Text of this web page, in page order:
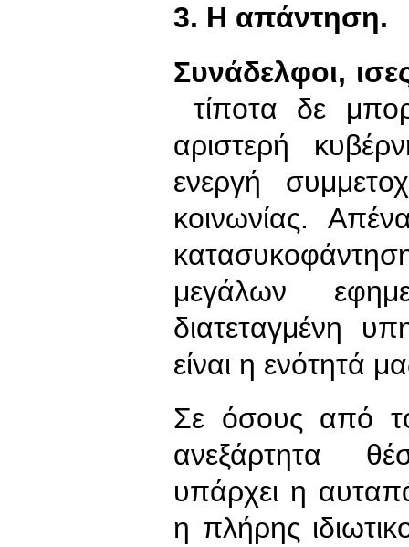
3. Η απάντηση.
Συνάδελφοι,
τίποτα δε
αριστερή
ενεργή
κοινωνίας.
μεγάλων
διατεταγμένη
είναι η ενότητά
Σε όσους από
ανεξάρτητα
υπάρχει η
η πλήρης